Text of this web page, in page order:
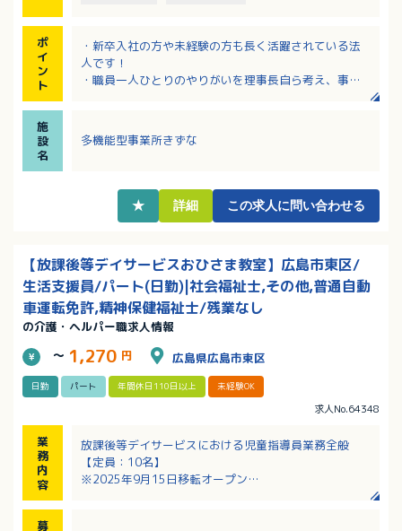
ポ
イ
ン
ト
・新卒入社の方や未経験の方も長く活躍されている法
人です！
・職員一人ひとりのやりがいを理事長自ら考え、事業
・応募についてはまず見学からでも可能です！
・20代～50代の幅広い年齢層の方が働いておられます
施
設
名
多機能型事業所きずな
★ 詳細 この求人に問い合わせる
【放課後等デイサービスおひさま教室】広島市東区/
生活支援員/パート(日勤)|社会福祉士,その他,普通自動
車運転免許,精神保健福祉士/残業なし
の介護・ヘルパー職求人情報
～ 1,270 円 広島県広島市東区
日勤 パート 年間休日110日以上 未経験OK
求人No.64348
業
務
内
容
放課後等デイサービスにおける児童指導員業務全般
【定員：10名】
※2025年9月15日移転オープン
募